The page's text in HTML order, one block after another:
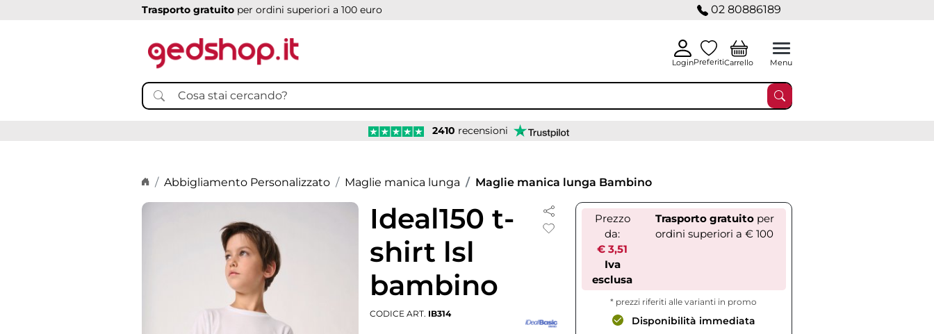
Trasporto gratuito per ordini superiori a 100 euro 02 80886189
LoginPreferitiCarrello Menu
2410 recensioni
Home page
Abbigliamento Personalizzato Maglie manica lunga Maglie manica lunga Bambino
Ideal150 t-
shirt lsl
bambino
CODICE ART. IB314
Prezzo
da:
€ 3,51
Iva
esclusa
Trasporto gratuitoper
ordini superiori a € 100
* prezzi riferiti alle varianti in promo
Disponibilità immediata